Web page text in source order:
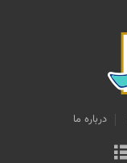
درباره ما